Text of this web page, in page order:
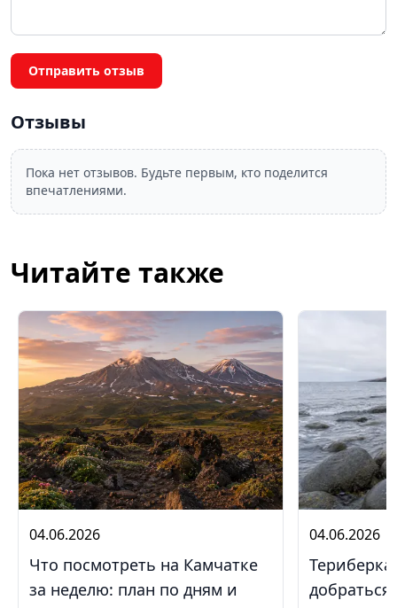
Отправить отзыв
Отзывы
Пока нет отзывов. Будьте первым, кто поделится
впечатлениями.
Читайте также
04.06.2026
Что посмотреть на Камчатке
за неделю: план по дням и
04.06.2026